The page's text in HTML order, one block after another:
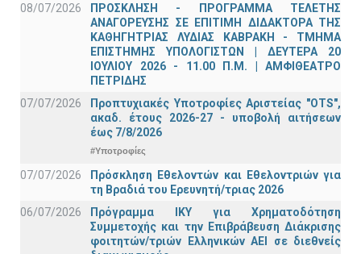
08/07/2026
ΠΡΟΣΚΛΗΣΗ - ΠΡΟΓΡΑΜΜΑ ΤΕΛΕΤΗΣ
ΑΝΑΓΟΡΕΥΣΗΣ ΣΕ ΕΠΙΤΙΜΗ ΔΙΔΑΚΤΟΡΑ ΤΗΣ
ΚΑΘΗΓΗΤΡΙΑΣ ΛΥΔΙΑΣ ΚΑΒΡΑΚΗ - ΤΜΗΜΑ
ΕΠΙΣΤΗΜΗΣ ΥΠΟΛΟΓΙΣΤΩΝ | ΔΕΥΤΕΡΑ 20
ΙΟΥΛΙΟΥ 2026 - 11.00 Π.Μ. | ΑΜΦΙΘΕΑΤΡΟ
ΠΕΤΡΙΔΗΣ
07/07/2026
Προπτυχιακές Υποτροφίες Αριστείας "OTS",
ακαδ. έτους 2026-27 - υποβολή αιτήσεων
έως 7/8/2026
#Υποτροφίες
07/07/2026
Πρόσκληση Εθελοντών και Εθελοντριών για
τη Βραδιά του Ερευνητή/τριας 2026
06/07/2026
Πρόγραμμα ΙΚΥ για Χρηματοδότηση
Συμμετοχής και την Επιβράβευση Διάκρισης
φοιτητών/τριών Ελληνικών ΑΕΙ σε διεθνείς